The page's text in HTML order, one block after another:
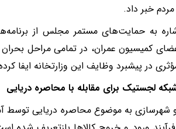
خبر داد.
به حمایت‌های مستمر مجلس از
کمیسیون عمران، در تمامی مراحل
در پیشبرد وظایف این وزارتخانه ایفا
شبکه لجستیک برای مقابله با محاصره دریایی
و شهرسازی به موضوع محاصره دریایی توسط